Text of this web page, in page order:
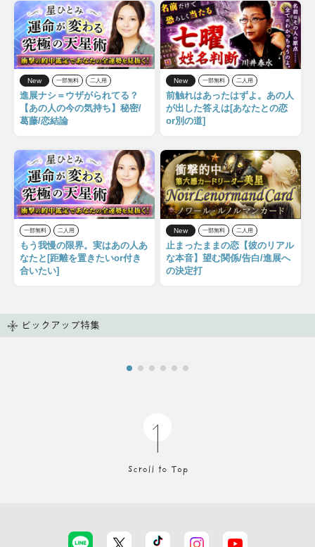
New 一部無料 二人用
進展ナシ＝ウザがられてる？
【あの人の今の気持ち】秘密/
葛藤/恋結論
New 一部無料 二人用
前触れはあったはずよ。あの人
が出した答えは[あなたとの恋
or別の道]
一部無料 二人用
もう我慢の限界。実はあの人あ
なたと[距離を置きたいor付き
合いたい]
New 一部無料 二人用
止まったままの恋【彼のリアル
な本音】望む関係/告白/進展へ
の決定打
ピックアップ特集